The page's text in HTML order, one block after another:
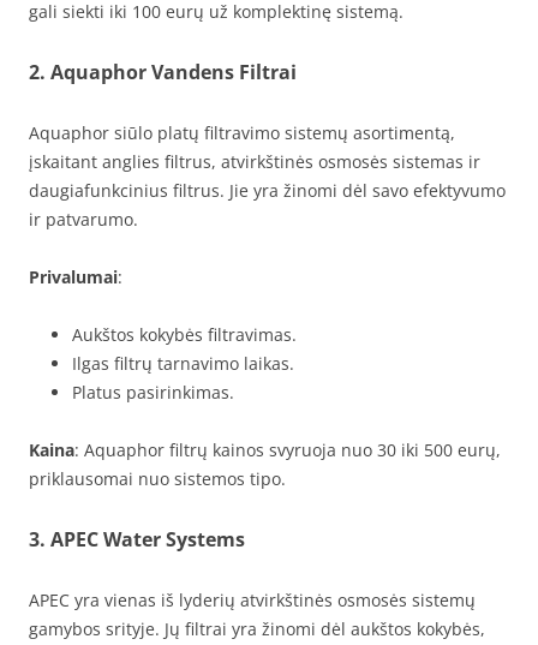
gali siekti iki 100 eurų už komplektinę sistemą.
2. Aquaphor Vandens Filtrai
Aquaphor siūlo platų filtravimo sistemų asortimentą,
įskaitant anglies filtrus, atvirkštinės osmosės sistemas ir
daugiafunkcinius filtrus. Jie yra žinomi dėl savo efektyvumo
ir patvarumo.
Privalumai:
Aukštos kokybės filtravimas.
Ilgas filtrų tarnavimo laikas.
Platus pasirinkimas.
Kaina: Aquaphor filtrų kainos svyruoja nuo 30 iki 500 eurų,
priklausomai nuo sistemos tipo.
3. APEC Water Systems
APEC yra vienas iš lyderių atvirkštinės osmosės sistemų
gamybos srityje. Jų filtrai yra žinomi dėl aukštos kokybės,